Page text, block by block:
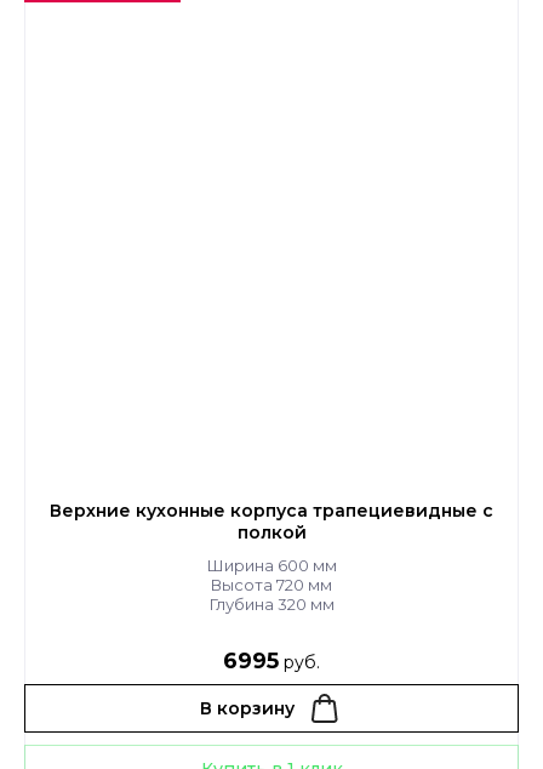
Верхние кухонные корпуса трапециевидные с
полкой
Ширина 600 мм
Высота 720 мм
Глубина 320 мм
6995 руб.
В корзину